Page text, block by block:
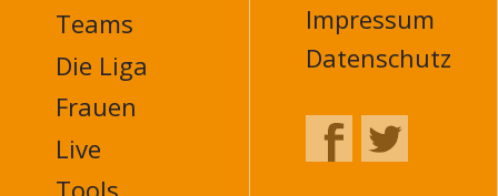
Teams
Die Liga
Frauen
Live
Impressum
Datenschutz